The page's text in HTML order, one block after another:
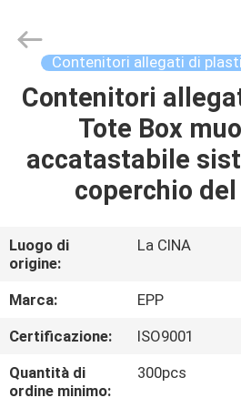
CASA
PRODOTTI
SIAMO
VISITA
ALLA
FABBRICA
Copyright
Co.,Ltd..
Contenitori allegati di
Contenitori
Tote Box
accatastabile
coperchio
Luogo di
origine:
La CINA
Marca:
EPP
Certificazione:
ISO9001
Quantità di
ordine minimo:
300pcs